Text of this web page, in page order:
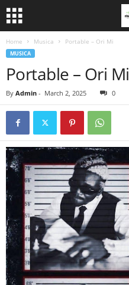
Home Musica Portable – Ori Mi
MUSICA
Portable – Ori Mi
By Admin - March 2, 2025 0